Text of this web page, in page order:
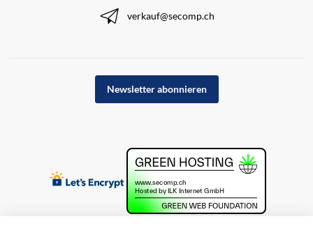
verkauf@secomp.ch
Newsletter abonnieren